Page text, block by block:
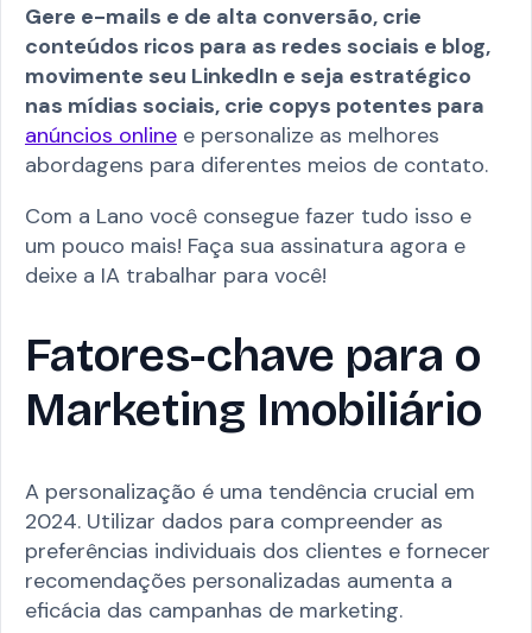
Gere e-mails e de alta conversão, crie
conteúdos ricos para as redes sociais e blog,
movimente seu LinkedIn e seja estratégico
nas mídias sociais, crie copys potentes para
anúncios online e personalize as melhores
abordagens para diferentes meios de contato.
Com a Lano você consegue fazer tudo isso e
um pouco mais! Faça sua assinatura agora e
deixe a IA trabalhar para você!
Fatores-chave para o
Marketing Imobiliário
A personalização é uma tendência crucial em
2024. Utilizar dados para compreender as
preferências individuais dos clientes e fornecer
recomendações personalizadas aumenta a
eficácia das campanhas de marketing.